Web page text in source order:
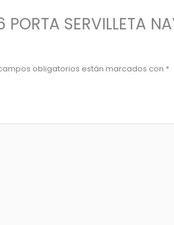
SERVILLETA
obligatorios están marcados con *